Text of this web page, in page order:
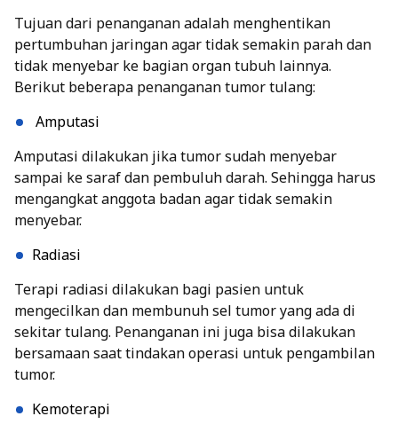
Tujuan dari penanganan adalah menghentikan
pertumbuhan jaringan agar tidak semakin parah dan
tidak menyebar ke bagian organ tubuh lainnya.
Berikut beberapa penanganan tumor tulang:
Amputasi
Amputasi dilakukan jika tumor sudah menyebar
sampai ke saraf dan pembuluh darah. Sehingga harus
mengangkat anggota badan agar tidak semakin
menyebar.
Radiasi
Terapi radiasi dilakukan bagi pasien untuk
mengecilkan dan membunuh sel tumor yang ada di
sekitar tulang. Penanganan ini juga bisa dilakukan
bersamaan saat tindakan operasi untuk pengambilan
tumor.
Kemoterapi